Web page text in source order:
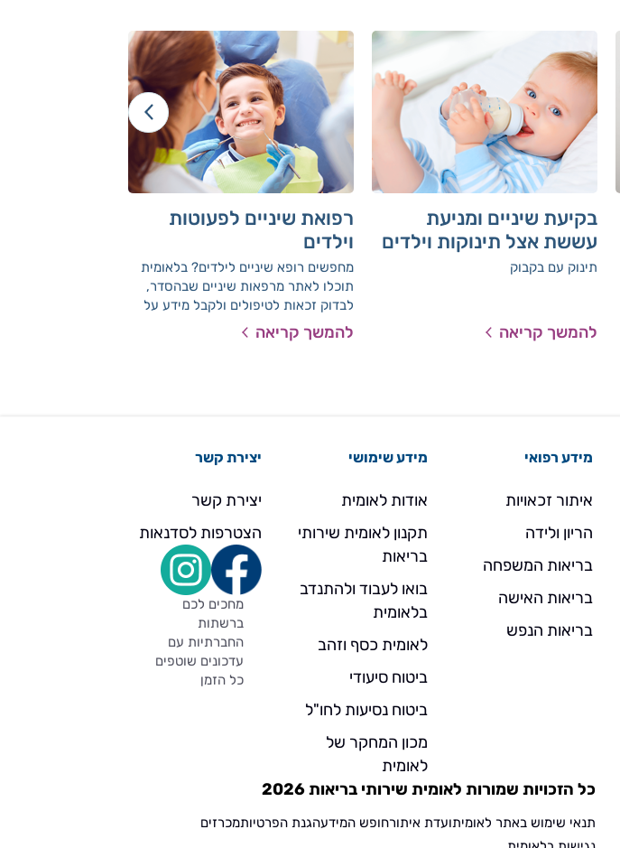
בקיעת שיניים ומניעת
עששת אצל תינוקות וילדים
תינוק עם בקבוק
להמשך קריאה
רפואת שיניים לפעוטות
וילדים
מחפשים רופא שיניים לילדים? בלאומית
תוכלו לאתר מרפאות שיניים שבהסדר,
לבדוק זכאות לטיפולים ולקבל מידע על
ביקור ראשון ושמירה על שיני הילדים
להמשך קריאה
מידע רפואי
איתור זכאויות
הריון ולידה
בריאות המשפחה
בריאות האישה
בריאות הנפש
מידע שימושי
אודות לאומית
תקנון לאומית שירותי
בריאות
בואו לעבוד ולהתנדב
בלאומית
לאומית כסף וזהב
ביטוח סיעודי
ביטוח נסיעות לחו"ל
מכון המחקר של
לאומית
יצירת קשר
יצירת קשר
הצטרפות לסדנאות
מחכים לכם
ברשתות
החברתיות עם
עדכונים שוטפים
כל הזמן
כל הזכויות שמורות לאומית שירותי בריאות 2026
תנאי שימוש באתר לאומיתועדת איתורחופש המידעהגנת הפרטיותמכרזים